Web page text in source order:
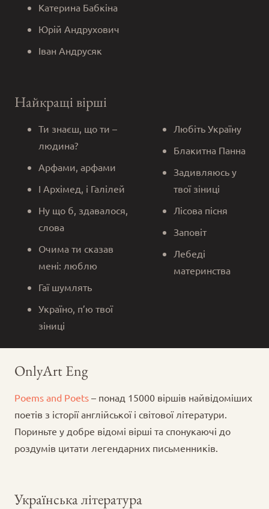
Катерина Бабкіна
Юрій Андрухович
Іван Андрусяк
Найкращі вірші
Ти знаєш, що ти –
людина?
Арфами, арфами
І Архімед, і Галілей
Ну що б, здавалося,
слова
Очима ти сказав
мені: люблю
Гаї шумлять
Україно, п’ю твої
зіниці
Любіть Україну
Блакитна Панна
Задивляюсь у
твої зіниці
Лісова пісня
Заповіт
Лебеді
материнства
OnlyArt Eng
Poems and Poets – понад 15000 віршів найвідоміших
поетів з історії англійської і світової літератури.
Пориньте у добре відомі вірші та спонукаючі до
роздумів цитати легендарних письменників.
Українська література